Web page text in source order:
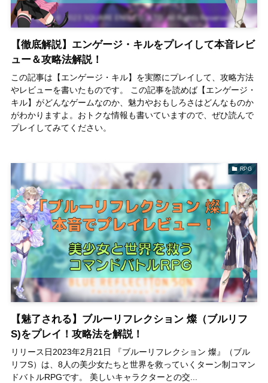
【徹底解説】エンゲージ・キルをプレイして本音レビ
ュー＆攻略法解説！
この記事は【エンゲージ・キル】を実際にプレイして、攻略方法
やレビューを書いたものです。 この記事を読めば【エンゲージ・
キル】がどんなゲームなのか、魅力やおもしろさはどんなものか
がわかりますよ。おトクな情報も書いていますので、ぜひ読んで
プレイしてみてください。
RPG
【魅了される】ブルーリフレクション 燦（ブルリフ
S)をプレイ！攻略法を解説！
リリース日2023年2月21日 『ブルーリフレクション 燦』（ブル
リフS）は、8人の美少女たちと世界を救っていくターン制コマン
ドバトルRPGです。 美しいキャラクターとの交...